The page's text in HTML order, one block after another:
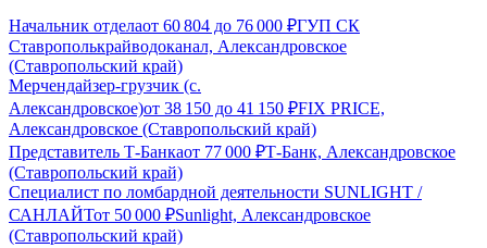
Начальник отделаот 60 804 до 76 000 ₽ГУП СК
Ставрополькрайводоканал, Александровское
(Ставропольский край)
Мерчендайзер-грузчик (с.
Александровское)от 38 150 до 41 150 ₽FIX PRICE,
Александровское (Ставропольский край)
Представитель Т-Банкаот 77 000 ₽Т-Банк, Александровское
(Ставропольский край)
Специалист по ломбардной деятельности SUNLIGHT /
САНЛАЙТот 50 000 ₽Sunlight, Александровское
(Ставропольский край)